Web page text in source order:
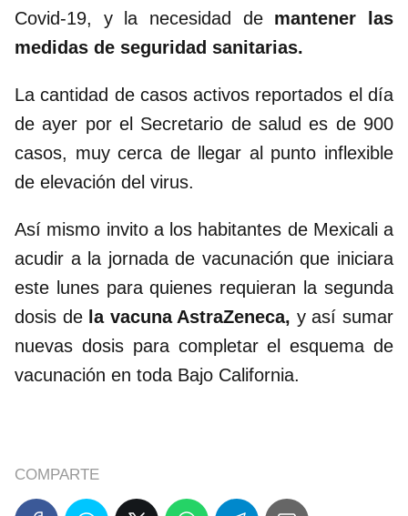
Covid-19, y la necesidad de mantener las
medidas de seguridad sanitarias.
La cantidad de casos activos reportados el día
de ayer por el Secretario de salud es de 900
casos, muy cerca de llegar al punto inflexible
de elevación del virus.
Así mismo invito a los habitantes de Mexicali a
acudir a la jornada de vacunación que iniciara
este lunes para quienes requieran la segunda
dosis de la vacuna AstraZeneca, y así sumar
nuevas dosis para completar el esquema de
vacunación en toda Bajo California.
COMPARTE